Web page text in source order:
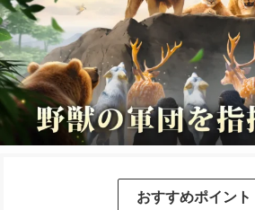
おすすめポイント